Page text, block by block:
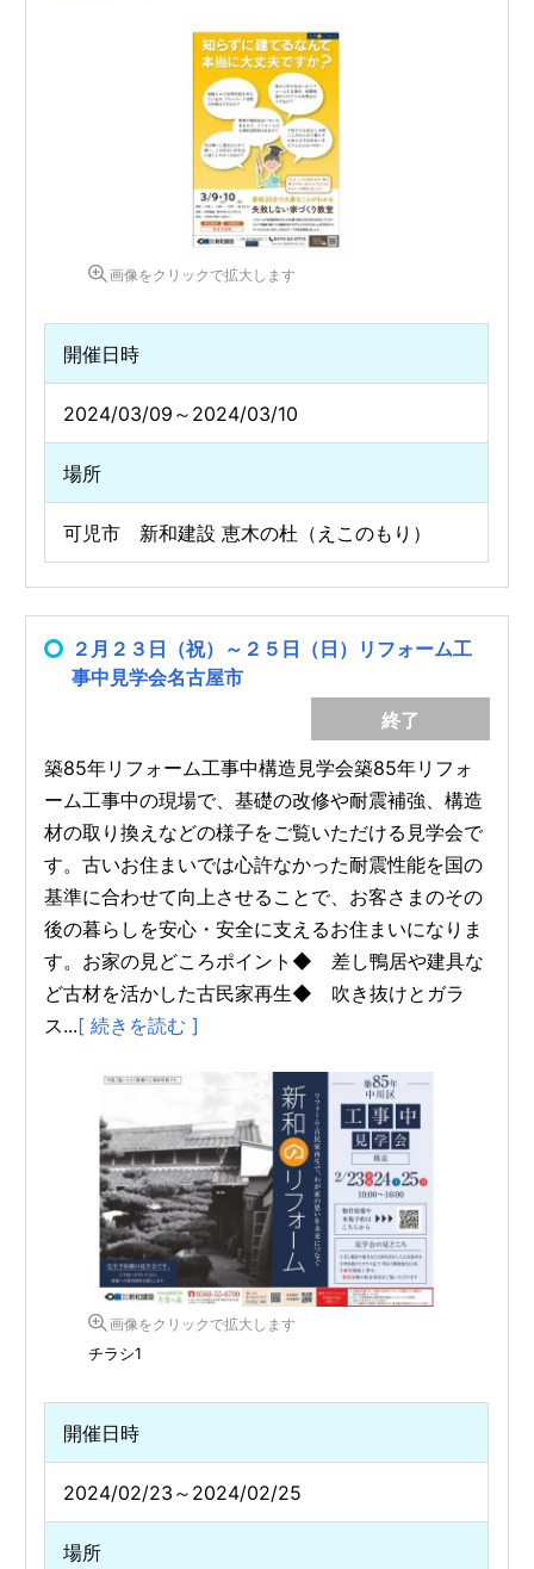
画像をクリックで拡大します
開催日時
2024/03/09～2024/03/10
場所
可児市 新和建設 恵木の杜（えこのもり）
２月２３日（祝）～２５日（日）リフォーム工
事中見学会名古屋市
終了
築85年リフォーム工事中構造見学会築85年リフォ
ーム工事中の現場で、基礎の改修や耐震補強、構造
材の取り換えなどの様子をご覧いただける見学会で
す。古いお住まいでは心許なかった耐震性能を国の
基準に合わせて向上させることで、お客さまのその
後の暮らしを安心・安全に支えるお住まいになりま
す。お家の見どころポイント◆ 差し鴨居や建具な
ど古材を活かした古民家再生◆ 吹き抜けとガラ
ス...[ 続きを読む ]
画像をクリックで拡大します
チラシ1
開催日時
2024/02/23～2024/02/25
場所